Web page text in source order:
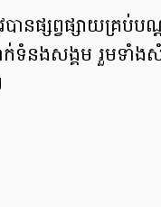
បាន​ផ្សព្វផ្សាយ​គ្រ
សង្គម​​ រួមទាំង​សំឡ